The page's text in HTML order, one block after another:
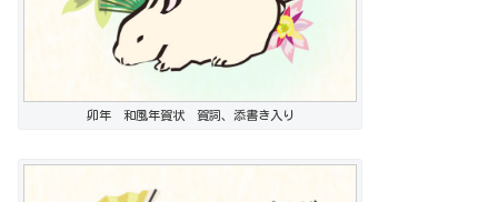
卯年 和風年賀状 賀詞、添書き入り